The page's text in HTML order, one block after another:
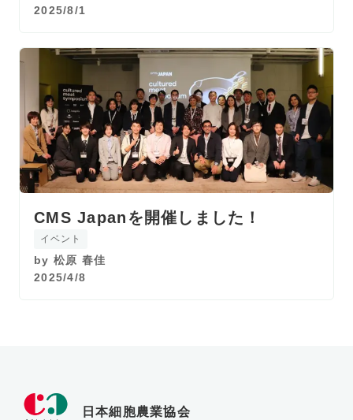
2025/8/1
CMS Japanを開催しました！
イベント
by 松原 春佳
2025/4/8
日本細胞農業協会